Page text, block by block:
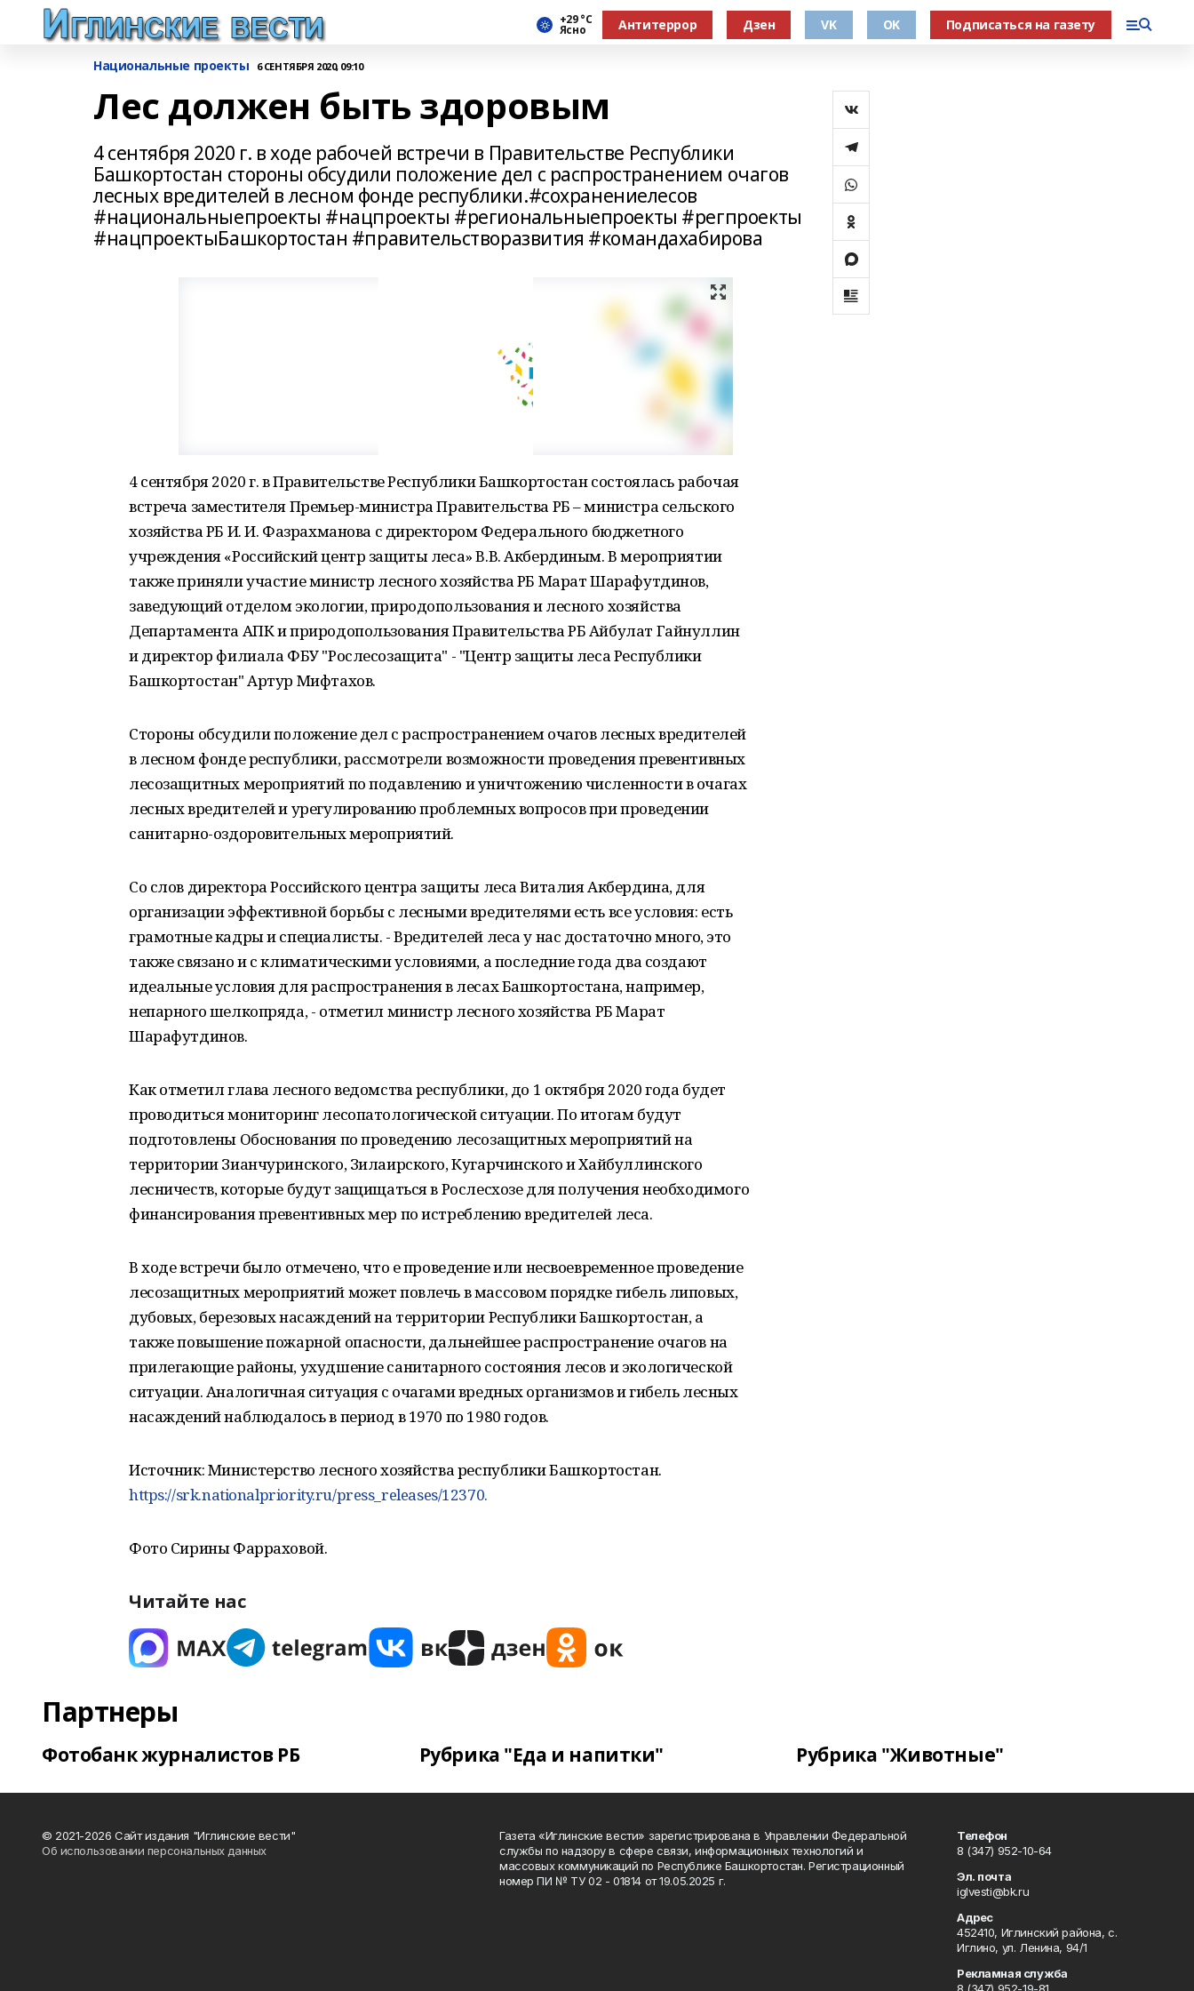
+29 °С
Ясно Антитеррор Дзен VK OK Подписаться на газету
Национальные проекты 6 СЕНТЯБРЯ 2020, 09:10
Лес должен быть здоровым
4 сентября 2020 г. в ходе рабочей встречи в Правительстве Республики
Башкортостан стороны обсудили положение дел с распространением очагов
лесных вредителей в лесном фонде республики.#сохранениелесов
#национальныепроекты #нацпроекты #региональныепроекты #регпроекты
#нацпроектыБашкортостан #правительстворазвития #командахабирова
4 сентября 2020 г. в Правительстве Республики Башкортостан состоялась рабочая
встреча заместителя Премьер-министра Правительства РБ – министра сельского
хозяйства РБ И. И. Фазрахманова с директором Федерального бюджетного
учреждения «Российский центр защиты леса» В.В. Акбердиным. В мероприятии
также приняли участие министр лесного хозяйства РБ Марат Шарафутдинов,
заведующий отделом экологии, природопользования и лесного хозяйства
Департамента АПК и природопользования Правительства РБ Айбулат Гайнуллин
и директор филиала ФБУ "Рослесозащита" - "Центр защиты леса Республики
Башкортостан" Артур Мифтахов.
Стороны обсудили положение дел с распространением очагов лесных вредителей
в лесном фонде республики, рассмотрели возможности проведения превентивных
лесозащитных мероприятий по подавлению и уничтожению численности в очагах
лесных вредителей и урегулированию проблемных вопросов при проведении
санитарно-оздоровительных мероприятий.
Со слов директора Российского центра защиты леса Виталия Акбердина, для
организации эффективной борьбы с лесными вредителями есть все условия: есть
грамотные кадры и специалисты. - Вредителей леса у нас достаточно много, это
также связано и с климатическими условиями, а последние года два создают
идеальные условия для распространения в лесах Башкортостана, например,
непарного шелкопряда, - отметил министр лесного хозяйства РБ Марат
Шарафутдинов.
Как отметил глава лесного ведомства республики, до 1 октября 2020 года будет
проводиться мониторинг лесопатологической ситуации. По итогам будут
подготовлены Обоснования по проведению лесозащитных мероприятий на
территории Зианчуринского, Зилаирского, Кугарчинского и Хайбуллинского
лесничеств, которые будут защищаться в Рослесхозе для получения необходимого
финансирования превентивных мер по истреблению вредителей леса.
В ходе встречи было отмечено, что е проведение или несвоевременное проведение
лесозащитных мероприятий может повлечь в массовом порядке гибель липовых,
дубовых, березовых насаждений на территории Республики Башкортостан, а
также повышение пожарной опасности, дальнейшее распространение очагов на
прилегающие районы, ухудшение санитарного состояния лесов и экологической
ситуации. Аналогичная ситуация с очагами вредных организмов и гибель лесных
насаждений наблюдалось в период в 1970 по 1980 годов.
Источник: Министерство лесного хозяйства республики Башкортостан.
https://srk.nationalpriority.ru/press_releases/12370.
Фото Сирины Фарраховой.
Читайте нас
Партнеры
Фотобанк журналистов РБ Рубрика "Еда и напитки" Рубрика "Животные"
© 2021-2026 Сайт издания "Иглинские вести"
Об использовании персональных данных
Газета «Иглинские вести» зарегистрирована в Управлении Федеральной
службы по надзору в сфере связи, информационных технологий и
массовых коммуникаций по Республике Башкортостан. Регистрационный
номер ПИ № ТУ 02 - 01814 от 19.05.2025 г.
Телефон
8 (347) 952-10-64
Эл. почта
iglvesti@bk.ru
Адрес
452410, Иглинский района, с.
Иглино, ул. Ленина, 94/1
Рекламная служба